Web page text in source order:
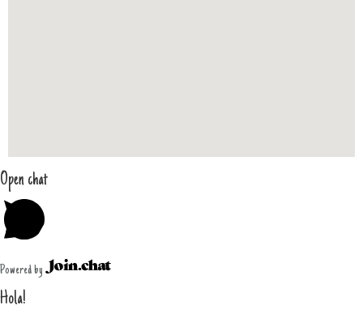
Open chat
Powered by
Hola!